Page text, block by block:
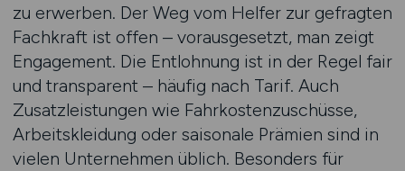
zu erwerben. Der Weg vom Helfer zur gefragten
Fachkraft ist offen – vorausgesetzt, man zeigt
Engagement. Die Entlohnung ist in der Regel fair
und transparent – häufig nach Tarif. Auch
Zusatzleistungen wie Fahrkostenzuschüsse,
Arbeitskleidung oder saisonale Prämien sind in
vielen Unternehmen üblich. Besonders für